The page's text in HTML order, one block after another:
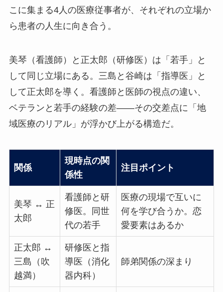
こに集まる4人の医療従事者が、それぞれの立場か
ら患者の人生に向き合う。
美琴（看護師）と正太郎（研修医）は「若手」と
して同じ立場にある。三島と谷崎は「指導医」と
して正太郎を導く。看護師と医師の視点の違い、
ベテランと若手の経験の差——その交差点に「地
域医療のリアル」が浮かび上がる構造だ。
関係
現時点の関
係性
注目ポイント
美琴 ↔ 正
太郎
看護師と研
修医。同世
代の若手
医療の現場で互いに
何を学び合うか。恋
愛要素はあるか
正太郎 ↔
三島（吹
越満）
研修医と指
導医（消化
器内科）
師弟関係の深まり